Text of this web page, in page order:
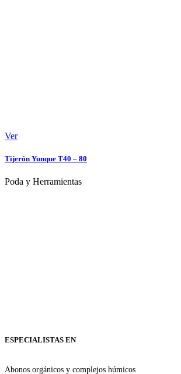
Ver
Tijerón Yunque T40 – 80
Poda y Herramientas
ESPECIALISTAS EN
Abonos orgánicos y complejos húmicos